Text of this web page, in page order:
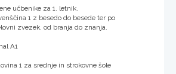
učbenike za 1. letnik.
1 z besedo do besede ter po
zvezek, od branja do znanja.
A1
1 za srednje in strokovne šole